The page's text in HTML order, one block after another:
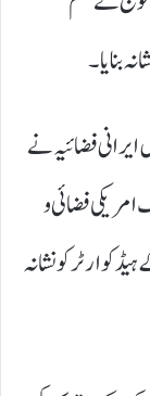
بنایا۔
فضائیہ نے
فضائی و
کو نشانہ